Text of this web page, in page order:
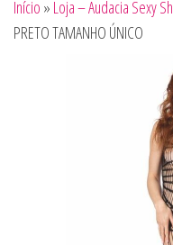
Início » Loja – Audacia Sexy
PRETO TAMANHO ÚNICO